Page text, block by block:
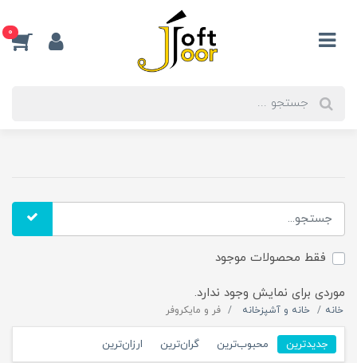
0
فقط محصولات موجود
موردی برای نمایش وجود ندارد.
خانه خانه و آشپزخانه فر و مایکروفر
جدیدترین محبوب‌ترین گران‌ترین ارزان‌ترین